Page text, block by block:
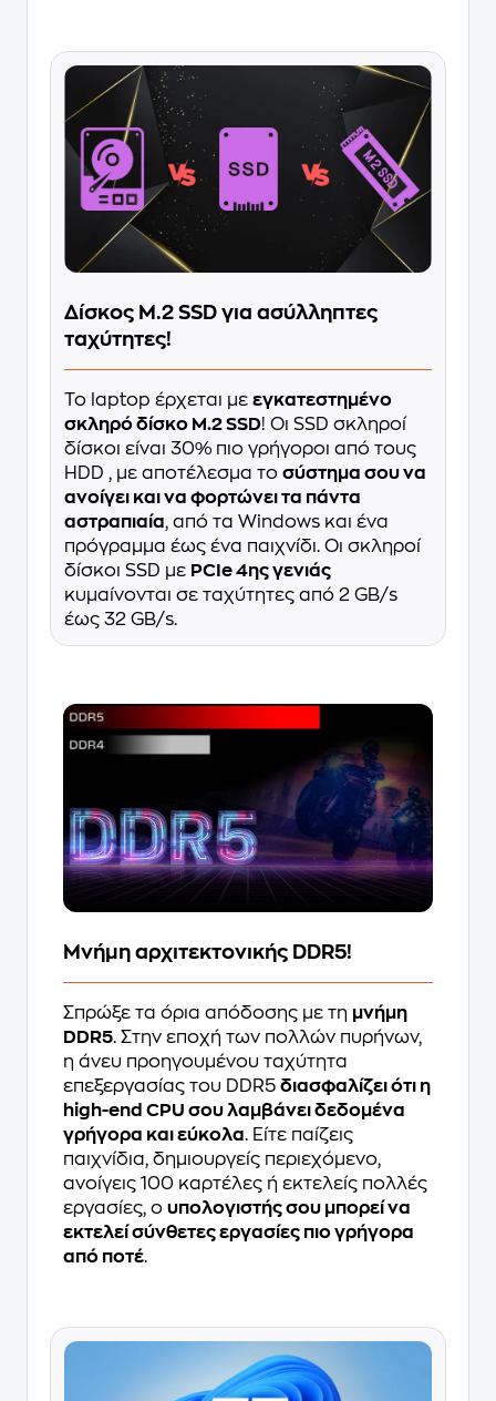
Δίσκος M.2 SSD για ασύλληπτες
ταχύτητες!
Το laptop έρχεται με εγκατεστημένο
σκληρό δίσκο M.2 SSD! Οι SSD σκληροί
δίσκοι είναι 30% πιο γρήγοροι από τους
HDD , με αποτέλεσμα το σύστημα σου να
ανοίγει και να φορτώνει τα πάντα
αστραπιαία, από τα Windows και ένα
πρόγραμμα έως ένα παιχνίδι. Οι σκληροί
δίσκοι SSD με PCIe 4ης γενιάς
κυμαίνονται σε ταχύτητες από 2 GB/s
έως 32 GB/s.
Μνήμη αρχιτεκτονικής DDR5!
Σπρώξε τα όρια απόδοσης με τη μνήμη
DDR5. Στην εποχή των πολλών πυρήνων,
η άνευ προηγουμένου ταχύτητα
επεξεργασίας του DDR5 διασφαλίζει ότι η
high-end CPU σου λαμβάνει δεδομένα
γρήγορα και εύκολα. Είτε παίζεις
παιχνίδια, δημιουργείς περιεχόμενο,
ανοίγεις 100 καρτέλες ή εκτελείς πολλές
εργασίες, ο υπολογιστής σου μπορεί να
εκτελεί σύνθετες εργασίες πιο γρήγορα
από ποτέ.